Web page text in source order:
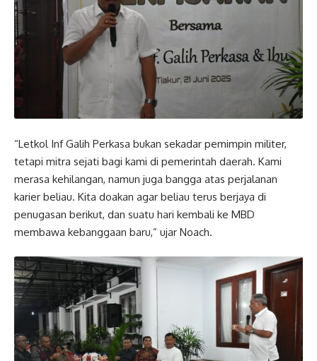
“Letkol Inf Galih Perkasa bukan sekadar pemimpin militer,
tetapi mitra sejati bagi kami di pemerintah daerah. Kami
merasa kehilangan, namun juga bangga atas perjalanan
karier beliau. Kita doakan agar beliau terus berjaya di
penugasan berikut, dan suatu hari kembali ke MBD
membawa kebanggaan baru,” ujar Noach.